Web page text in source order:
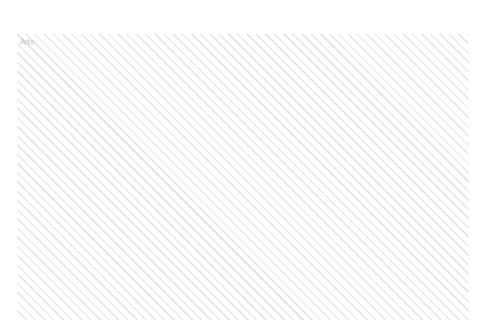
Ads